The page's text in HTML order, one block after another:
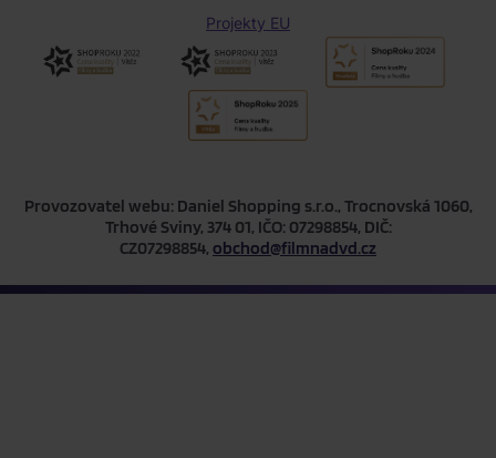
Projekty EU
Provozovatel webu: Daniel Shopping s.r.o., Trocnovská 1060,
Trhové Sviny, 374 01, IČO: 07298854, DIČ:
CZ07298854, obchod@filmnadvd.cz